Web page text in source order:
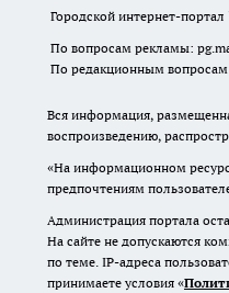
Городской интернет-
По вопросам рекламы:
По редакционным
Вся информация,
воспроизведению,
«На информационном
предпочтениям
Администрация портала
На сайте не допускаются
по теме. IP-адреса
принимаете условия «